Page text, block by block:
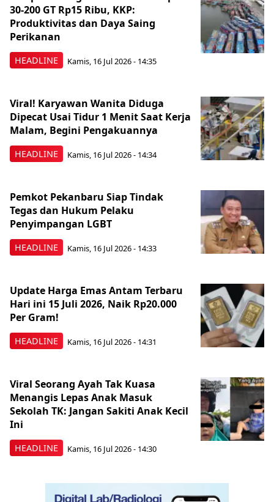
HEADLINE
30-200 GT Rp15 Ribu, KKP:
Produktivitas dan Daya Saing
Perikanan
Kamis, 16 Jul 2026 - 14:35
HEADLINE
Viral! Karyawan Wanita Diduga
Dipecat Usai Tidur 1 Menit Saat Kerja
Malam, Begini Pengakuannya
Kamis, 16 Jul 2026 - 14:34
HEADLINE
Pemkot Pekanbaru Siap Tindak
Tegas dan Hukum Pelaku
Penyimpangan LGBT
Kamis, 16 Jul 2026 - 14:33
HEADLINE
Update Harga Emas Antam Terbaru
Hari ini 15 Juli 2026, Naik Rp20.000
Per Gram!
Kamis, 16 Jul 2026 - 14:31
HEADLINE
Viral Seorang Ayah Tak Kuasa
Menangis Lepas Anak Masuk
Sekolah TK: Jangan Sakiti Anak Kecil
Ini
Kamis, 16 Jul 2026 - 14:30